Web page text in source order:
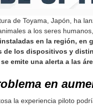
de Toyama, Japón, ha
a los seres
en la región, en
de los dispositivos y
emite una alerta a las
en
la experiencia piloto